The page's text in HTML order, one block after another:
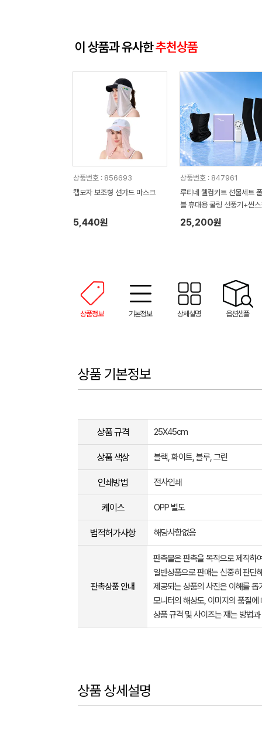
이 상품과 유사한추천상품
상품번호 : 856693
캡모자 보조형 선가드 마스크
5,440원
상품번호 : 847961
루티네 웰컴키트 선물세트
블 휴대용 쿨링 선풍기+썬스
+냉장고쿨토시
25,200원
상품정보 기본정보 상세설명 옵션샘플
상품 기본정보
상품 규격 25X45cm
상품 색상 블랙, 화이트, 블루, 그린
인쇄방법 전사인쇄
케이스 OPP 별도
법적허가사항 해당사항없음
판촉상품 안내
판촉물은 판촉을 목적으로 제작하
일반상품으로 판매는 신중히 판단
제공되는 상품의 사진은 이해를
모니터의 해상도, 이미지의 품질
상품 규격 및 사이즈는 재는 방법
상품 상세설명